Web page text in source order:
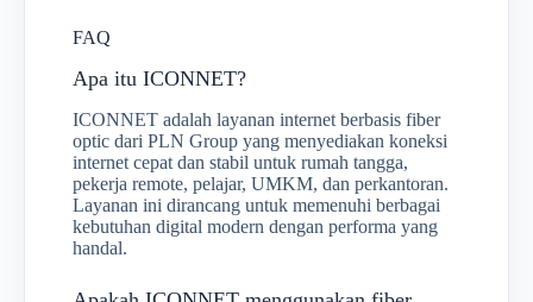
FAQ
Apa itu ICONNET?
ICONNET adalah layanan internet berbasis fiber
optic dari PLN Group yang menyediakan koneksi
internet cepat dan stabil untuk rumah tangga,
pekerja remote, pelajar, UMKM, dan perkantoran.
Layanan ini dirancang untuk memenuhi berbagai
kebutuhan digital modern dengan performa yang
handal.